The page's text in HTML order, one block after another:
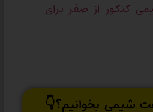
کنکور از صفر برای
شیمی بخوانیم؟👇